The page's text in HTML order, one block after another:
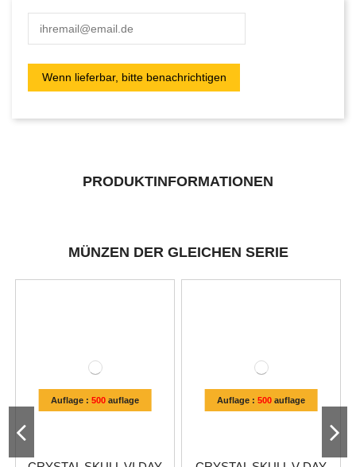
PRODUKTINFORMATIONEN
MÜNZEN DER GLEICHEN SERIE
Auflage : 500auflage Auflage : 500auflage